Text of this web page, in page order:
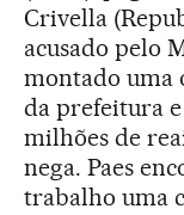
Crivella
acusado pelo
montado uma
da prefeitura
milhões de
nega. Paes
trabalho uma